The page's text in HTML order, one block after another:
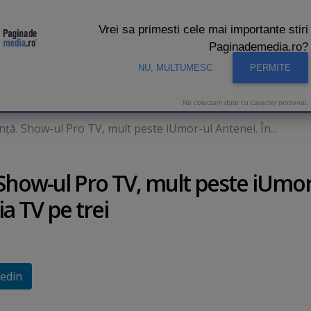
Show-ul Pro TV, mult peste iUmor-ul Antenei. În...
ul Pro TV, mult peste
TV pe trei
Vrei sa primesti cele mai importante stiri
Paginademedia.ro?
NU, MULTUMESC PERMITE
Nu colectam date cu caracter personal.